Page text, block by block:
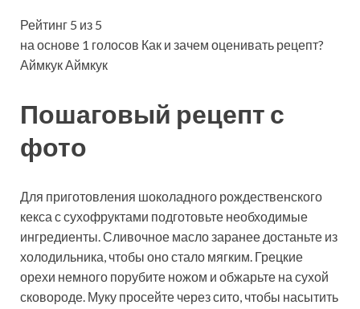
Рейтинг 5 из 5
на основе 1 голосов Как и зачем оценивать рецепт?
Аймкук Аймкук
Пошаговый рецепт с
фото
Для приготовления шоколадного рождественского
кекса с сухофруктами подготовьте необходимые
ингредиенты. Сливочное масло заранее достаньте из
холодильника, чтобы оно стало мягким. Грецкие
орехи немного порубите ножом и обжарьте на сухой
сковороде. Муку просейте через сито, чтобы насытить